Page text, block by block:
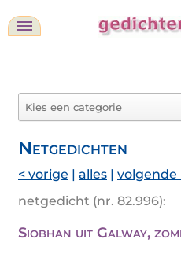
Netgedichten
< vorige | alles | volgende
netgedicht (nr. 82.996):
Siobhan uit Galway,